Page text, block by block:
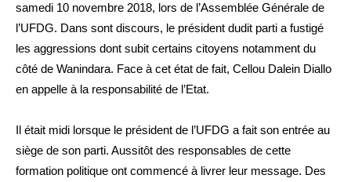
samedi 10 novembre 2018, lors de l’Assemblée Générale de
l’UFDG. Dans sont discours, le président dudit parti a fustigé
les aggressions dont subit certains citoyens notamment du
côté de Wanindara. Face à cet état de fait, Cellou Dalein Diallo
en appelle à la responsabilité de l’Etat.
Il était midi lorsque le président de l’UFDG a fait son entrée au
siège de son parti. Aussitôt des responsables de cette
formation politique ont commencé à livrer leur message. Des